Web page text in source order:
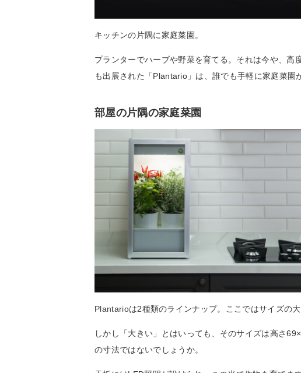
キッチンの片隅に家庭菜園。
プランターでハーブや野菜を育てる。それは今や、
も出展された「Plantario」は、誰でも手軽に家庭菜園
部屋の片隅の家庭菜園
Plantarioは2種類のラインナップ。ここではサイズの
しかし「大きい」とはいっても、そのサイズは高さ
の寸法ではないでしょうか。